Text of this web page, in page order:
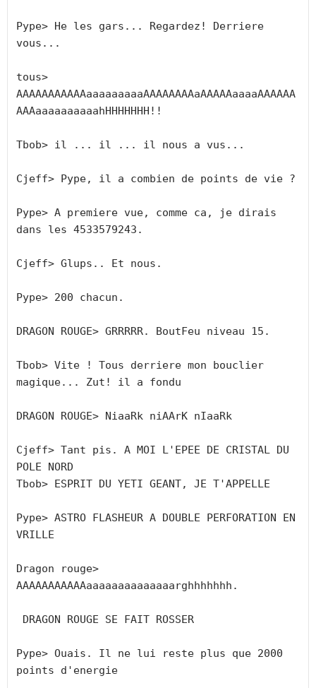
Pype> He les gars... Regardez! Derriere
vous...
tous>
AAAAAAAAAAAaaaaaaaaaAAAAAAAAaAAAAAaaaaAAAAAA
AAAaaaaaaaaaahHHHHHHH!!
Tbob> il ... il ... il nous a vus...
Cjeff> Pype, il a combien de points de vie ?
Pype> A premiere vue, comme ca, je dirais
dans les 4533579243.
Cjeff> Glups.. Et nous.
Pype> 200 chacun.
DRAGON ROUGE> GRRRRR. BoutFeu niveau 15.
Tbob> Vite ! Tous derriere mon bouclier
magique... Zut! il a fondu
DRAGON ROUGE> NiaaRk niAArK nIaaRk
Cjeff> Tant pis. A MOI L'EPEE DE CRISTAL DU
POLE NORD
Tbob> ESPRIT DU YETI GEANT, JE T'APPELLE
Pype> ASTRO FLASHEUR A DOUBLE PERFORATION EN
VRILLE
Dragon rouge>
AAAAAAAAAAAaaaaaaaaaaaaaarghhhhhhh.
Pype> Ouais. Il ne lui reste plus que 2000
points d'energie